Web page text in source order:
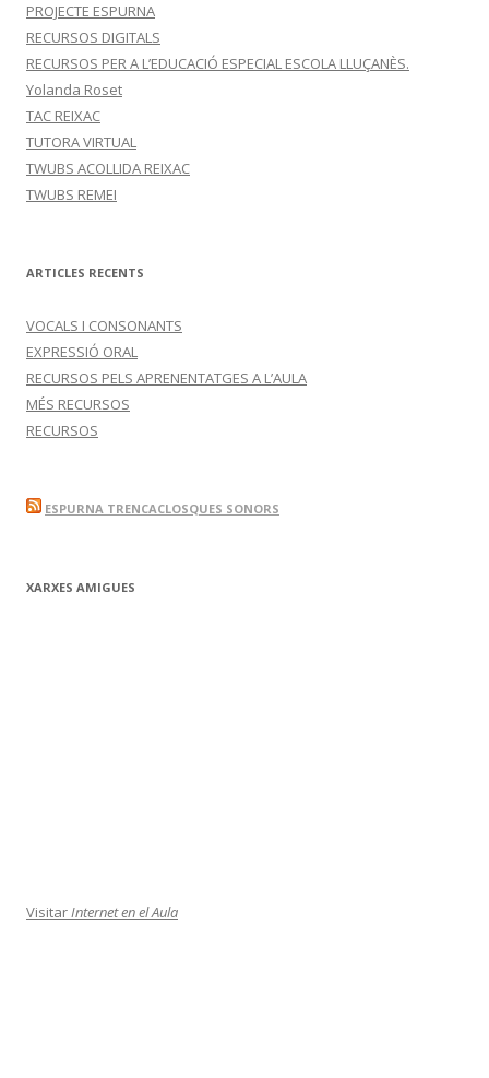
PROJECTE ESPURNA
RECURSOS DIGITALS
RECURSOS PER A L’EDUCACIÓ ESPECIAL ESCOLA LLUÇANÈS.
Yolanda Roset
TAC REIXAC
TUTORA VIRTUAL
TWUBS ACOLLIDA REIXAC
TWUBS REMEI
ARTICLES RECENTS
VOCALS I CONSONANTS
EXPRESSIÓ ORAL
RECURSOS PELS APRENENTATGES A L’AULA
MÉS RECURSOS
RECURSOS
ESPURNA TRENCACLOSQUES SONORS
XARXES AMIGUES
VisitarInternet en el Aula